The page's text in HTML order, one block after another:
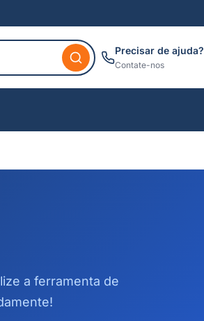
Precisar de ajuda?
Contate-nos
a ferramenta de